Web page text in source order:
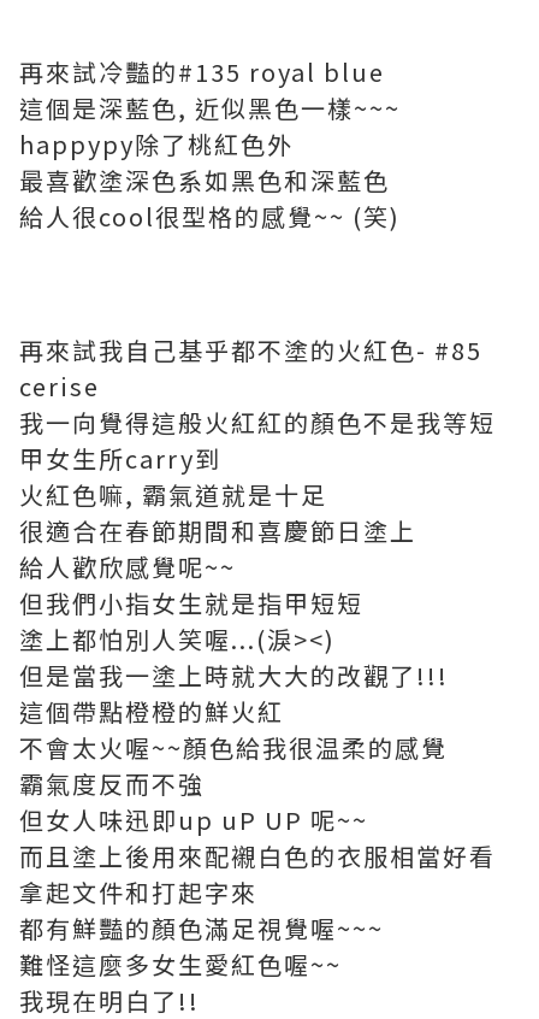
再來試冷豔的#135 royal blue
這個是深藍色, 近似黑色一樣~~~
happypy除了桃紅色外
最喜歡塗深色系如黑色和深藍色
給人很cool很型格的感覺~~ (笑)
再來試我自己基乎都不塗的火紅色- #85
cerise
我一向覺得這般火紅紅的顏色不是我等短
甲女生所carry到
火紅色嘛, 霸氣道就是十足
很適合在春節期間和喜慶節日塗上
給人歡欣感覺呢~~
但我們小指女生就是指甲短短
塗上都怕別人笑喔...(淚><)
但是當我一塗上時就大大的改觀了!!!
這個帶點橙橙的鮮火紅
不會太火喔~~顏色給我很温柔的感覺
霸氣度反而不強
但女人味迅即up uP UP 呢~~
而且塗上後用來配襯白色的衣服相當好看
拿起文件和打起字來
都有鮮豔的顏色滿足視覺喔~~~
難怪這麼多女生愛紅色喔~~
我現在明白了!!